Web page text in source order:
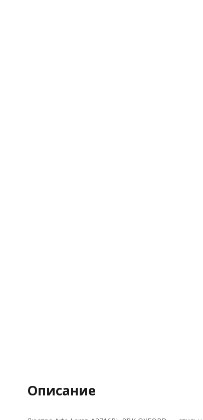
Описание